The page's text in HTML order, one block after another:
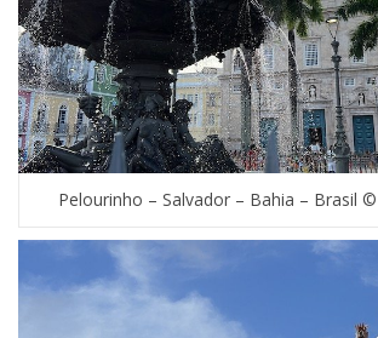
Pelourinho – Salvador – Bahia – Brasil